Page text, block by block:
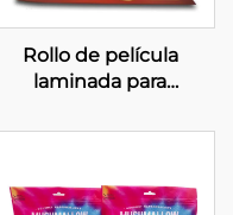
Rollo de película
laminada para
bolsas impresas para